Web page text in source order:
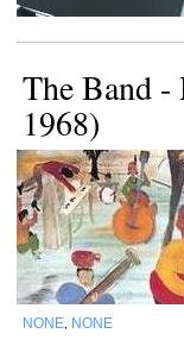
The Band
1968)
NONE NONE